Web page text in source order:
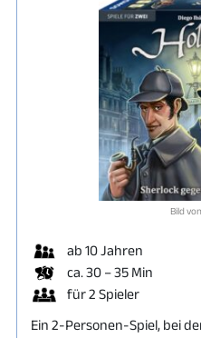
Bild
ab 10 Jahren
ca. 30 – 35 Min
für 2 Spieler
Ein 2-Personen-Spiel, bei